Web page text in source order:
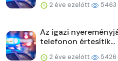
2 éve ezelőtt 5463
Az igazi
telefonon értesítik...
2 éve ezelőtt 5426